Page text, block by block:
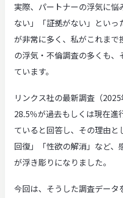
実際、パートナーの浮気に悩
ない」「証拠がない」とい
が非常に多く、私がこれまで
の浮気・不倫調査の多くも、
ています。
リンクス社の最新調査（
28.5％が過去もしくは現在進
ていると回答し、その理由
回復」「性欲の解消」など、
が浮き彫りになりました。
今回は、そうした調査データ